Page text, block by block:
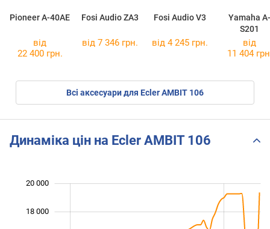
Pioneer A-40AE Fosi Audio ZA3 Fosi Audio V3
Yamaha A-
S201
від
22 400 грн.
від 7 346 грн. від 4 245 грн.
від
11 404
Всі аксесуари для Ecler AMBIT 106
Динаміка цін на Ecler AMBIT 106
18 000
20 000